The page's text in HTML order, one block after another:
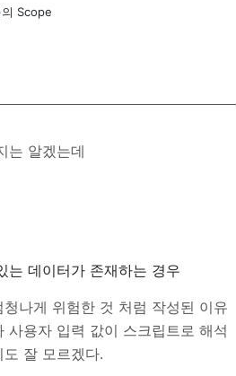
Scope
는 알겠는데
는 데이터가 존재하는 경우
나게 위험한 것 처럼 작성된 이유
용자 입력 값이 스크립트로 해석
잘 모르겠다.